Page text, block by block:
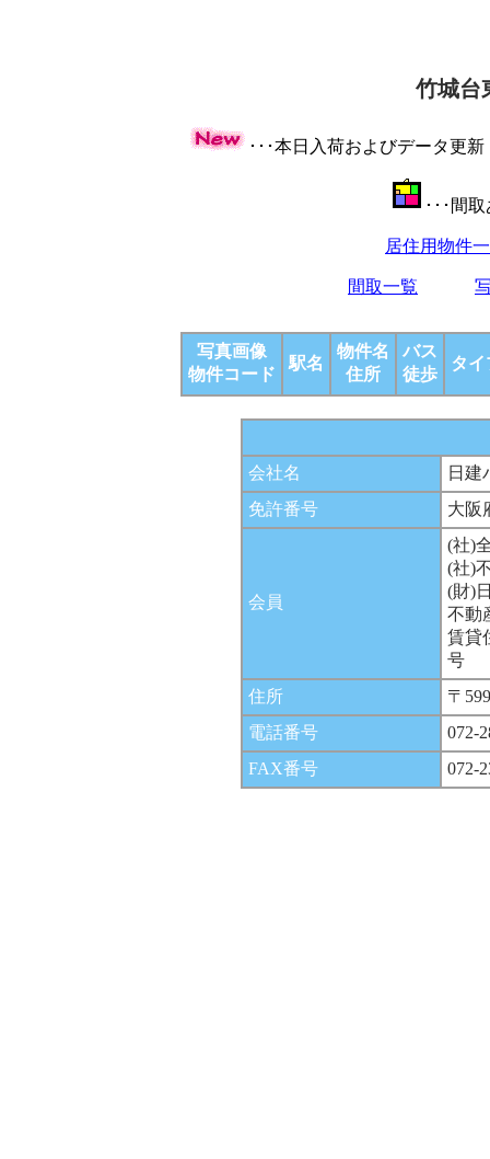
竹城台
･･･本日入荷およびデータ
･･･間
居住用物件
間取一覧
写真画像
物件コード
駅名
物件名
住所
バス
徒歩
タイ
会社名
日建
免許番号
大阪
会員
(社)
(社)
(財)
不動
賃貸
号
住所
〒
電話番号
072-
FAX番号
072-